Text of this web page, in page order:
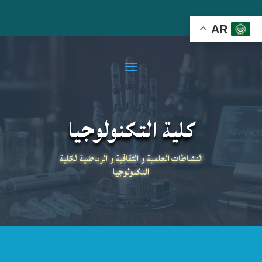
AR
كلية التكنولوجيا
النشاطات العلمية و الثقافية و الرياضية لكلية
التكنولوجيا